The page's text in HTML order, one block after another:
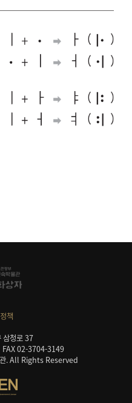
책
삼청로 37
FAX 02-3704-3149
. All Rights Reserved